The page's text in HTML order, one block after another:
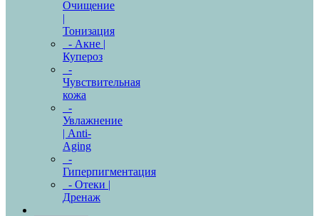
Очищение
|
Тонизация
- Акне |
Купероз
-
Чувствительная
кожа
-
Увлажнение
| Anti-
Aging
-
Гиперпигментация
- Отеки |
Дренаж